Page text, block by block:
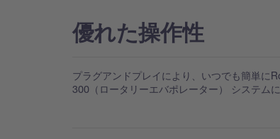
優れた操作性
プラグアンドプレイにより、いつでも簡単に
300（ロータリーエバポレーター） システム